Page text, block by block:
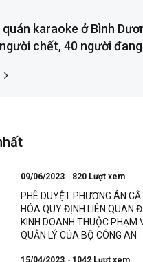
karaoke ở Bình
chết, 40 người
09/06/2023 820 Lượt xem
PHÊ DUYỆT PHƯƠNG ÁN
HÓA QUY ĐỊNH LIÊN QUAN
KINH DOANH THUỘC PHẠM
QUẢN LÝ CỦA BỘ CÔNG AN
15/04/2023 1042 Lượt xem